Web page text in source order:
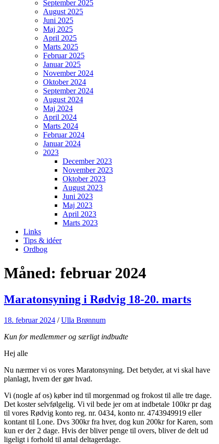
September 2025
August 2025
Juni 2025
Maj 2025
April 2025
Marts 2025
Februar 2025
Januar 2025
November 2024
Oktober 2024
September 2024
August 2024
Maj 2024
April 2024
Marts 2024
Februar 2024
Januar 2024
2023
December 2023
November 2023
Oktober 2023
August 2023
Juni 2023
Maj 2023
April 2023
Marts 2023
Links
Tips & idéer
Ordbog
Måned: februar 2024
Maratonsyning i Rødvig 18-20. marts
18. februar 2024 /Ulla Brønnum
Kun for medlemmer og særligt indbudte
Hej alle
Nu nærmer vi os vores Maratonsyning. Det betyder, at vi skal have
planlagt, hvem der gør hvad.
Vi (nogle af os) køber ind til morgenmad og frokost til alle tre dage.
Det koster selvfølgelig. Vi vil bede jer om at indbetale 100kr pr dag
til vores Rødvig konto reg. nr. 0434, konto nr. 4743949919 eller
kontant til Lone. Dvs 300kr fra hver, dog kun 200kr for Karen, som
kun er der 2 dage. Hvis der bliver penge til overs, bliver de delt ud
ligeligt i forhold til antal deltagerdage.